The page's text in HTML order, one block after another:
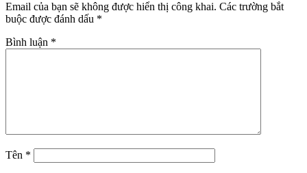
Email của bạn sẽ không được hiển thị công khai. Các trường bắt
buộc được đánh dấu *
Bình luận *
Tên *